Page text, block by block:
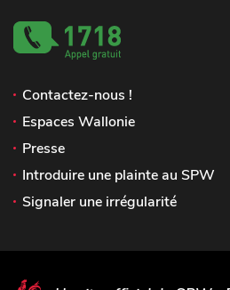
Contactez-nous !
Espaces Wallonie
Presse
Introduire une plainte au SPW
Signaler une irrégularité